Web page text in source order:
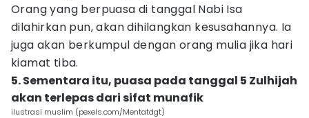
Orang yang berpuasa di tanggal Nabi Isa
dilahirkan pun, akan dihilangkan kesusahannya. Ia
juga akan berkumpul dengan orang mulia jika hari
kiamat tiba.
5. Sementara itu, puasa pada tanggal 5 Zulhijah
akan terlepas dari sifat munafik
ilustrasi muslim (pexels.com/Mentatdgt)